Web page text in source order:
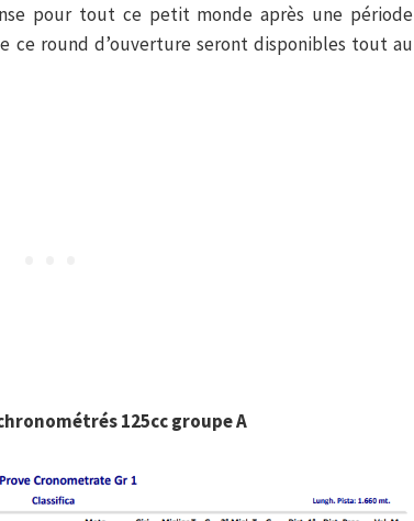
pour tout ce petit monde après une période
ce round d’ouverture seront disponibles tout au
125cc groupe A